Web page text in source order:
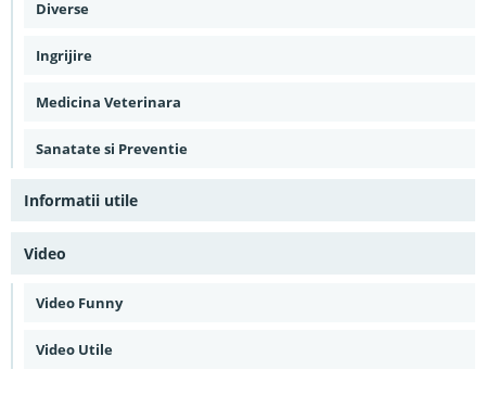
Diverse
Ingrijire
Medicina Veterinara
Sanatate si Preventie
Informatii utile
Video
Video Funny
Video Utile